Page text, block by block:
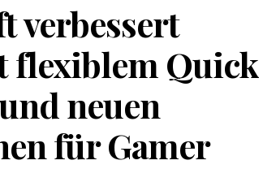
verbessert
flexiblem Quick
neuen
für Gamer